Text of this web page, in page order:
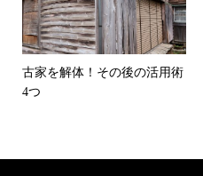
古家を解体！その後の活用術
4つ